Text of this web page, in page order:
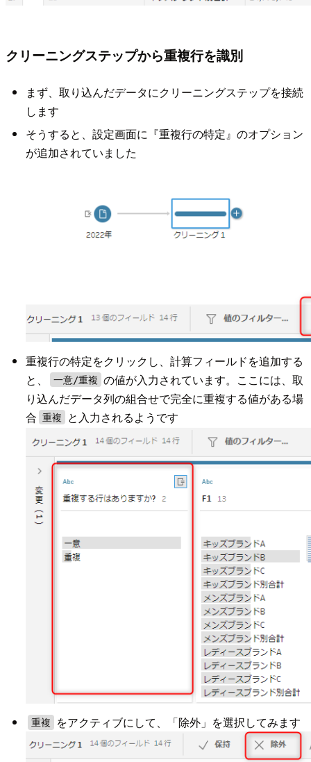
クリーニングステップから重複行を識別
まず、取り込んだデータにクリーニングステップを接続
します
そうすると、設定画面に『重複行の特定』のオプション
が追加されていました
重複行の特定をクリックし、計算フィールドを追加する
と、
一意/重複 の値が入力されています。ここには、取
り込んだデータ列の組合せで完全に重複する値がある場
合 重複 と入力されるようです
重複 をアクティブにして、「除外」を選択してみます